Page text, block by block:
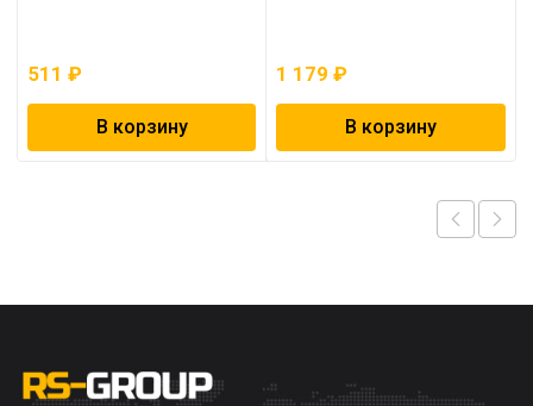
511 ₽
В корзину
1 179₽
В корзину